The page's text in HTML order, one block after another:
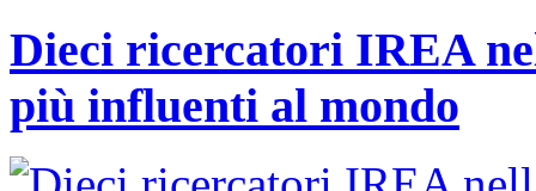
Dieci ricercatori IREA
più influenti al mondo